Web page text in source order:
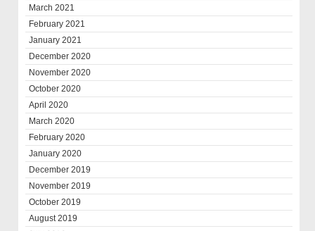
March 2021
February 2021
January 2021
December 2020
November 2020
October 2020
April 2020
March 2020
February 2020
January 2020
December 2019
November 2019
October 2019
August 2019